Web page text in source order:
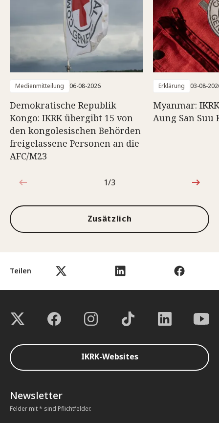
Teilen
Medienmitteilung 06-08-2026
Demokratische Republik
Kongo: IKRK übergibt 15 von
den kongolesischen Behörden
freigelassene Personen an die
AFC/M23
Erklärung 03-08-
Myanmar:
Aung San Suu
1von3
1/3
Zusätzlich
IKRK-Websites
Newsletter
Felder mit * sind Pflichtfelder.